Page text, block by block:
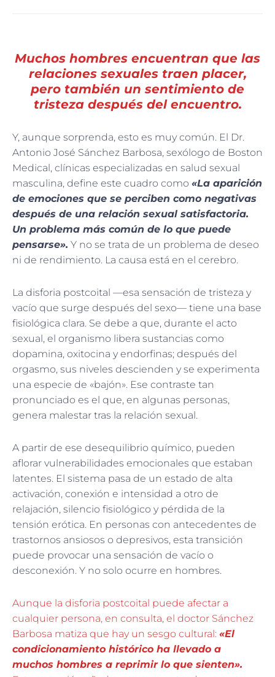
Muchos hombres encuentran que las
relaciones sexuales traen placer,
pero también un sentimiento de
tristeza después del encuentro.
Y, aunque sorprenda, esto es muy común. El Dr.
Antonio José Sánchez Barbosa, sexólogo de Boston
Medical, clínicas especializadas en salud sexual
masculina, define este cuadro como «La aparición
de emociones que se perciben como negativas
después de una relación sexual satisfactoria.
Un problema más común de lo que puede
pensarse». Y no se trata de un problema de deseo
ni de rendimiento. La causa está en el cerebro.
La disforia postcoital —esa sensación de tristeza y
vacío que surge después del sexo— tiene una base
fisiológica clara. Se debe a que, durante el acto
sexual, el organismo libera sustancias como
dopamina, oxitocina y endorfinas; después del
orgasmo, sus niveles descienden y se experimenta
una especie de «bajón». Ese contraste tan
pronunciado es el que, en algunas personas,
genera malestar tras la relación sexual.
A partir de ese desequilibrio químico, pueden
aflorar vulnerabilidades emocionales que estaban
latentes. El sistema pasa de un estado de alta
activación, conexión e intensidad a otro de
relajación, silencio fisiológico y pérdida de la
tensión erótica. En personas con antecedentes de
trastornos ansiosos o depresivos, esta transición
puede provocar una sensación de vacío o
desconexión. Y no solo ocurre en hombres.
Aunque la disforia postcoital puede afectar a
cualquier persona, en consulta, el doctor Sánchez
Barbosa matiza que hay un sesgo cultural: «El
condicionamiento histórico ha llevado a
muchos hombres a reprimir lo que sienten».